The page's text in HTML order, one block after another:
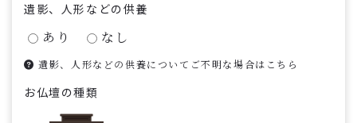
遺影、人形などの供養
あり なし
遺影、人形などの供養についてご不明な場合はこちら
お仏壇の種類